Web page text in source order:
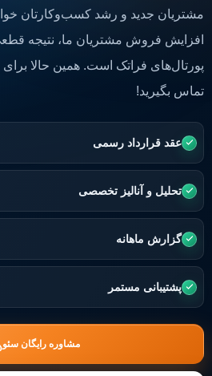
مشتریان جدید و رشد کسب‌و‌کارتان
افزایش فروش مشتریان ما، نتیجه
پورتال‌های فراتک است. همین حالا
تماس بگیرید!
عقد قرارداد رسمی
تحلیل و آنالیز تخصصی
گزارش ماهانه
پشتیبانی مستمر
مشاوره رایگان سئو